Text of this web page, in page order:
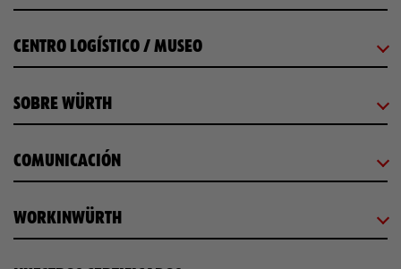
CENTRO LOGÍSTICO / MUSEO
SOBRE WÜRTH
COMUNICACIÓN
WORKINWÜRTH